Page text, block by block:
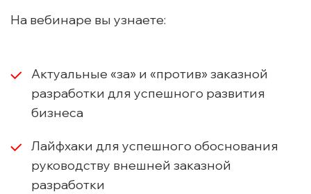
На вебинаре вы узнаете:
Актуальные «за» и «против» заказной
разработки для успешного развития
бизнеса
Лайфхаки для успешного обоснования
руководству внешней заказной
разработки